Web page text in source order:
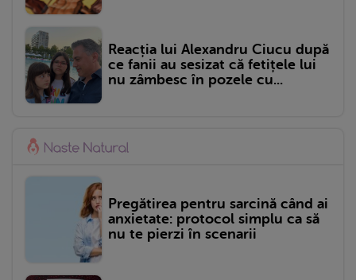
Reacția lui Alexandru Ciucu după
ce fanii au sesizat că fetițele lui
nu zâmbesc în pozele cu...
Pregătirea pentru sarcină când ai
anxietate: protocol simplu ca să
nu te pierzi în scenarii